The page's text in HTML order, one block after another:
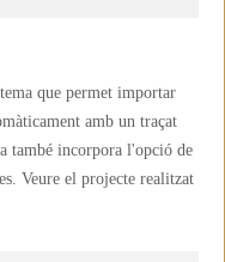
que permet importar
amb un traçat
també incorpora l'opció de
Veure el projecte realitzat